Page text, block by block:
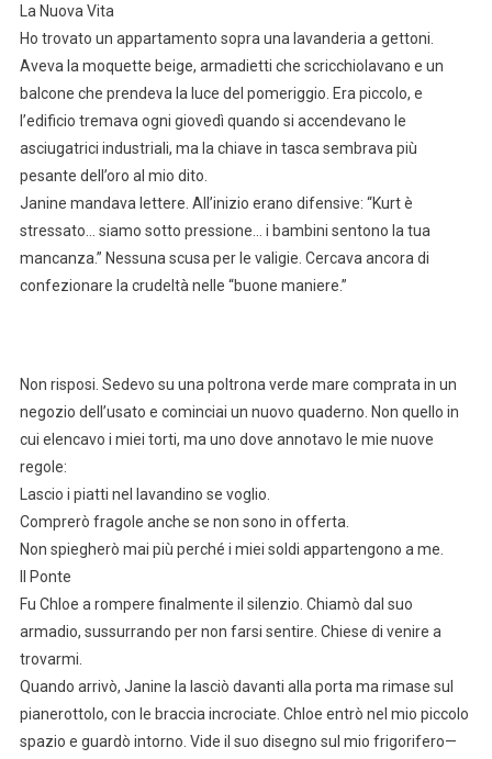
La Nuova Vita
Ho trovato un appartamento sopra una lavanderia a gettoni.
Aveva la moquette beige, armadietti che scricchiolavano e un
balcone che prendeva la luce del pomeriggio. Era piccolo, e
l’edificio tremava ogni giovedì quando si accendevano le
asciugatrici industriali, ma la chiave in tasca sembrava più
pesante dell’oro al mio dito.
Janine mandava lettere. All’inizio erano difensive: “Kurt è
stressato… siamo sotto pressione… i bambini sentono la tua
mancanza.” Nessuna scusa per le valigie. Cercava ancora di
confezionare la crudeltà nelle “buone maniere.”
Non risposi. Sedevo su una poltrona verde mare comprata in un
negozio dell’usato e cominciai un nuovo quaderno. Non quello in
cui elencavo i miei torti, ma uno dove annotavo le mie nuove
regole:
Lascio i piatti nel lavandino se voglio.
Comprerò fragole anche se non sono in offerta.
Non spiegherò mai più perché i miei soldi appartengono a me.
Il Ponte
Fu Chloe a rompere finalmente il silenzio. Chiamò dal suo
armadio, sussurrando per non farsi sentire. Chiese di venire a
trovarmi.
Quando arrivò, Janine la lasciò davanti alla porta ma rimase sul
pianerottolo, con le braccia incrociate. Chloe entrò nel mio piccolo
spazio e guardò intorno. Vide il suo disegno sul mio frigorifero—